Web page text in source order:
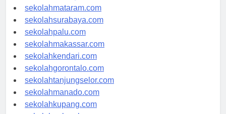
sekolahserang.com
sekolahmataram.com
sekolahsurabaya.com
sekolahpalu.com
sekolahmakassar.com
sekolahkendari.com
sekolahgorontalo.com
sekolahtanjungselor.com
sekolahmanado.com